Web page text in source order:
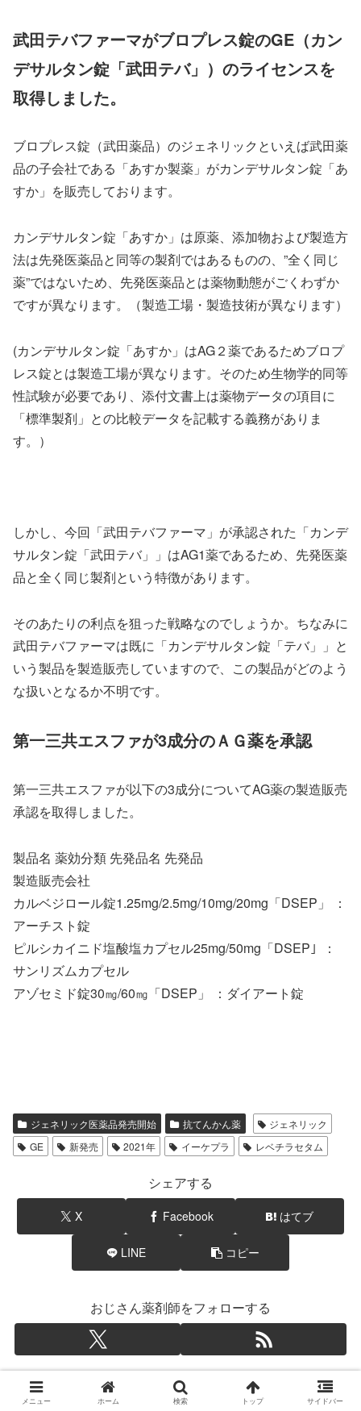
武田テバファーマがブロプレス錠のGE（カン
デサルタン錠「武田テバ」）のライセンスを
取得しました。
ブロプレス錠（武田薬品）のジェネリックといえば武田薬
品の子会社である「あすか製薬」がカンデサルタン錠「あ
すか」を販売しております。
カンデサルタン錠「あすか」は原薬、添加物および製造方
法は先発医薬品と同等の製剤ではあるものの、”全く同じ
薬”ではないため、先発医薬品とは薬物動態がごくわずか
ですが異なります。（製造工場・製造技術が異なります）
(カンデサルタン錠「あすか」はAG２薬であるためブロプ
レス錠とは製造工場が異なります。そのため生物学的同等
性試験が必要であり、添付文書上は薬物データの項目に
「標準製剤」との比較データを記載する義務がありま
す。）
しかし、今回「武田テバファーマ」が承認された「カンデ
サルタン錠「武田テバ」」はAG1薬であるため、先発医薬
品と全く同じ製剤という特徴があります。
そのあたりの利点を狙った戦略なのでしょうか。ちなみに
武田テバファーマは既に「カンデサルタン錠「テバ」」と
いう製品を製造販売していますので、この製品がどのよう
な扱いとなるか不明です。
第一三共エスファが3成分のＡＧ薬を承認
第一三共エスファが以下の3成分についてAG薬の製造販売
承認を取得しました。
製品名 薬効分類 先発品名 先発品
製造販売会社
カルベジロール錠1.25mg/2.5mg/10mg/20mg「DSEP」 ：
アーチスト錠
ピルシカイニド塩酸塩カプセル25mg/50mg「DSEP｣ ：
サンリズムカプセル
アゾセミド錠30㎎/60㎎「DSEP」 ：ダイアート錠
ジェネリック医薬品発売開始 抗てんかん薬
ジェネリック
GE
新発売 2021年 イーケプラ レベチラセタム
シェアする
X Facebook はてブ
LINE コピー
おじさん薬剤師をフォローする
関連記事
メニュー ホーム 検索 トップ サイドバー